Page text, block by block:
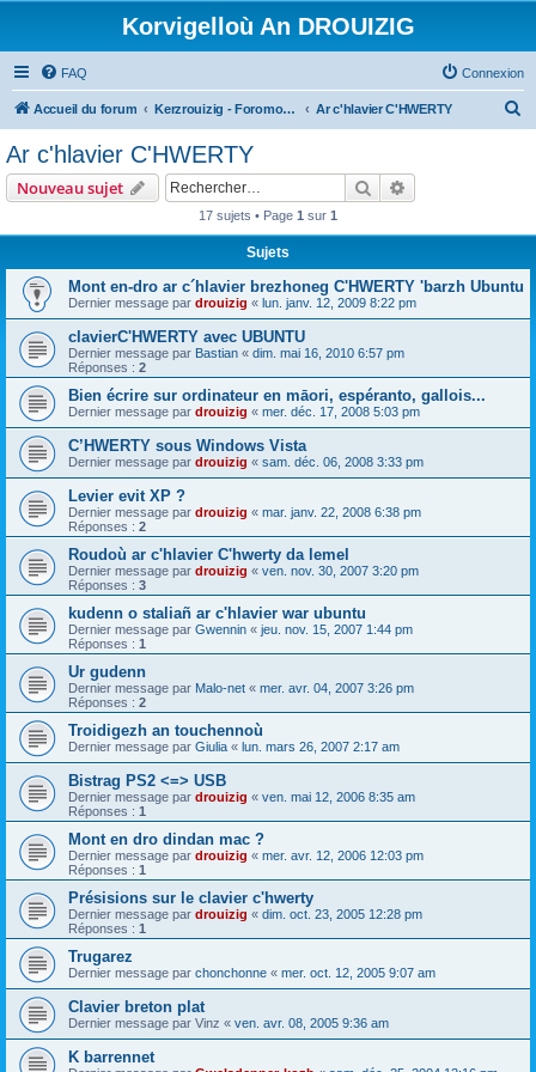
Korvigelloù An DROUIZIG
FAQ Connexion
Accueil du forum Kerzrouizig - Foromoù An Drouizig Ar c'hlavier C'HWERTY
Ar c'hlavier C'HWERTY
Nouveau sujet Rechercher
17 sujets • Page 1 sur 1
Sujets
Mont en-dro ar c´hlavier brezhoneg C'HWERTY 'barzh Ubuntu
Dernier message par drouizig « lun. janv. 12, 2009 8:22 pm
clavierC'HWERTY avec UBUNTU
Dernier message par Bastian « dim. mai 16, 2010 6:57 pm
Réponses : 2
Bien écrire sur ordinateur en māori, espéranto, gallois...
Dernier message par drouizig « mer. déc. 17, 2008 5:03 pm
C’HWERTY sous Windows Vista
Dernier message par drouizig « sam. déc. 06, 2008 3:33 pm
Levier evit XP ?
Dernier message par drouizig « mar. janv. 22, 2008 6:38 pm
Réponses : 2
Roudoù ar c'hlavier C'hwerty da lemel
Dernier message par drouizig « ven. nov. 30, 2007 3:20 pm
Réponses : 3
kudenn o staliañ ar c'hlavier war ubuntu
Dernier message par Gwennin « jeu. nov. 15, 2007 1:44 pm
Réponses : 1
Ur gudenn
Dernier message par Malo-net « mer. avr. 04, 2007 3:26 pm
Réponses : 2
Troidigezh an touchennoù
Dernier message par Giulia « lun. mars 26, 2007 2:17 am
Bistrag PS2 <=> USB
Dernier message par drouizig « ven. mai 12, 2006 8:35 am
Réponses : 1
Mont en dro dindan mac ?
Dernier message par drouizig « mer. avr. 12, 2006 12:03 pm
Réponses : 1
Présisions sur le clavier c'hwerty
Dernier message par drouizig « dim. oct. 23, 2005 12:28 pm
Réponses : 1
Trugarez
Dernier message par chonchonne « mer. oct. 12, 2005 9:07 am
Clavier breton plat
Dernier message par Vinz « ven. avr. 08, 2005 9:36 am
K barrennet